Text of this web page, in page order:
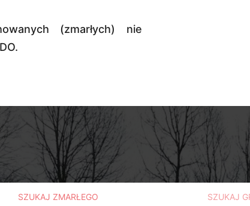
(zmarłych) nie
SZUKAJ ZMARŁEGO SZUKAJ